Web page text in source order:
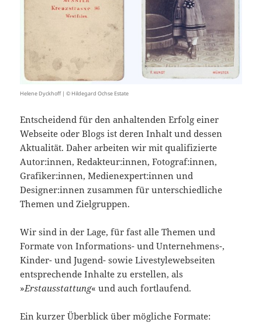
Helene Dyckhoff | © Hildegard Ochse Estate
Entscheidend für den anhaltenden Erfolg einer
Webseite oder Blogs ist deren Inhalt und dessen
Aktualität. Daher arbeiten wir mit qualifizierte
Autor:innen, Redakteur:innen, Fotograf:innen,
Grafiker:innen, Medienexpert:innen und
Designer:innen zusammen für unterschiedliche
Themen und Zielgruppen.
Wir sind in der Lage, für fast alle Themen und
Formate von Informations- und Unternehmens-,
Kinder- und Jugend- sowie Livestylewebseiten
entsprechende Inhalte zu erstellen, als
»Erstausstattung« und auch fortlaufend.
Ein kurzer Überblick über mögliche Formate: